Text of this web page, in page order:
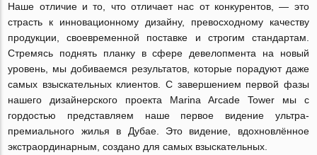
Наше отличие и то, что отличает нас от конкурентов, — это
страсть к инновационному дизайну, превосходному качеству
продукции, своевременной поставке и строгим стандартам.
Стремясь поднять планку в сфере девелопмента на новый
уровень, мы добиваемся результатов, которые порадуют даже
самых взыскательных клиентов. С завершением первой фазы
нашего дизайнерского проекта Marina Arcade Tower мы с
гордостью представляем наше первое видение ультра-
премиального жилья в Дубае. Это видение, вдохновлённое
экстраординарным, создано для самых взыскательных.